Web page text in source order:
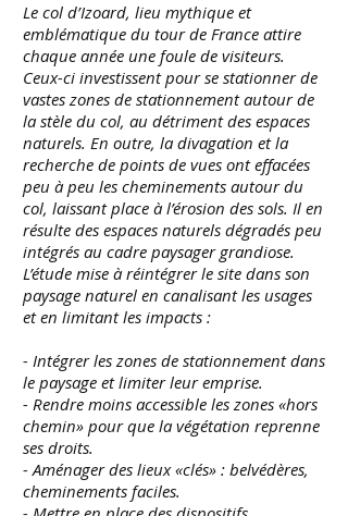
Le col d’Izoard, lieu mythique et
emblématique du tour de France attire
chaque année une foule de visiteurs.
Ceux-ci investissent pour se stationner de
vastes zones de stationnement autour de
la stèle du col, au détriment des espaces
naturels. En outre, la divagation et la
recherche de points de vues ont effacées
peu à peu les cheminements autour du
col, laissant place à l’érosion des sols. Il en
résulte des espaces naturels dégradés peu
intégrés au cadre paysager grandiose.
L’étude mise à réintégrer le site dans son
paysage naturel en canalisant les usages
et en limitant les impacts :
- Intégrer les zones de stationnement dans
le paysage et limiter leur emprise.
- Rendre moins accessible les zones «hors
chemin» pour que la végétation reprenne
ses droits.
- Aménager des lieux «clés» : belvédères,
cheminements faciles.